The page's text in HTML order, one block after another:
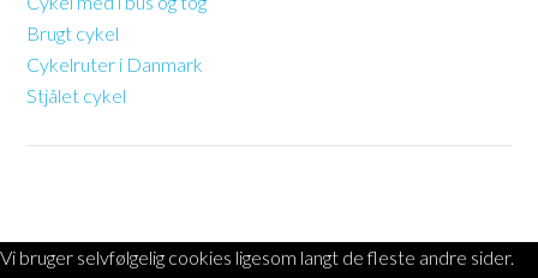
Brugt cykel
Cykelruter i Danmark
Stjålet cykel
Vi bruger selvfølgelig cookies ligesom langt de fleste andre sider.